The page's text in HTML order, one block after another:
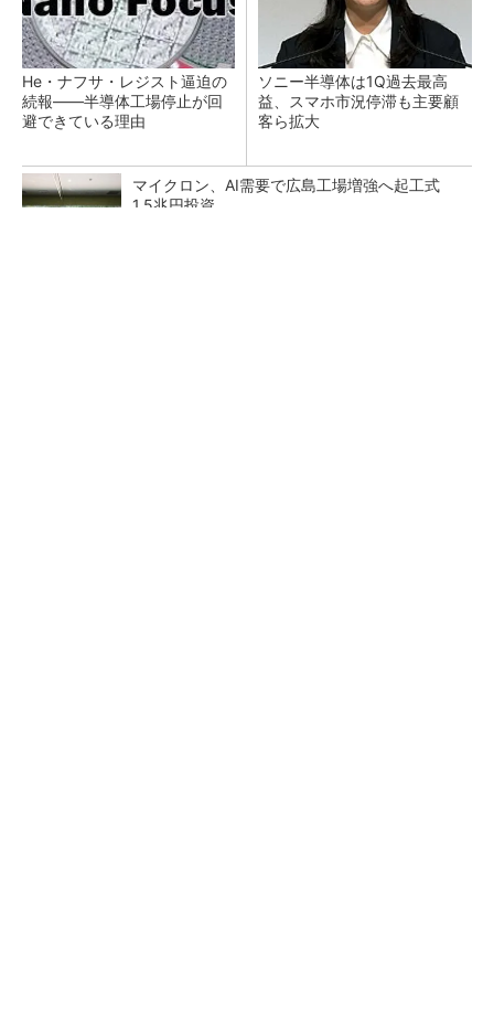
He・ナフサ・レジスト逼迫の
続報――半導体工場停止が回
避できている理由
ソニー半導体は1Q過去最高
益、スマホ市況停滞も主要顧
客ら拡大
マイクロン、AI需要で広島工場増強へ起工式
1.5兆円投資